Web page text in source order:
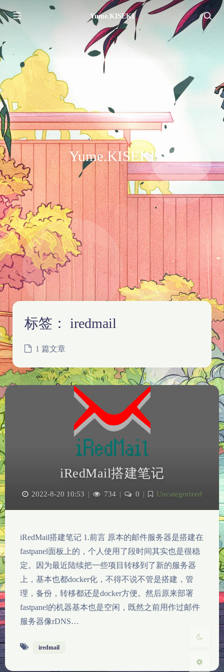
Yume.KISEKI
Yume.KISEKI
Sans Serif Serif
浅阴影 深阴影
标签： iredmail
1 篇文章
iRedMail搭建笔记
2022-8-20 10:53 | 734 | 0 | Uncategorized
iRedMail搭建笔记 1.前言 原本的邮件服务器是搭建在
fastpanel面板上的，个人使用了段时间其实也是很稳
定。因为最近陆续把一些项目转移到了新的服务器
上，基本也都docker化，不得不说不管是搭建，管
理，备份，转移都还是docker方便。然后原来部署
fastpanel的机器基本也是空闲，既然之前用作过邮件
服务器像rDNS…
iredmail